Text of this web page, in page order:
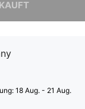
18 Aug. - 21 Aug.